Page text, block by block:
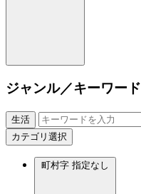
ジャンル／キーワード
生活
カテゴリ選択
町村字 指定なし